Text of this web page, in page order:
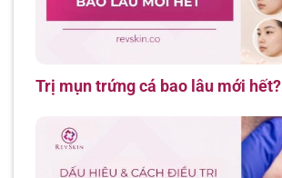
Trị mụn trứng cá bao lâu mới hết?